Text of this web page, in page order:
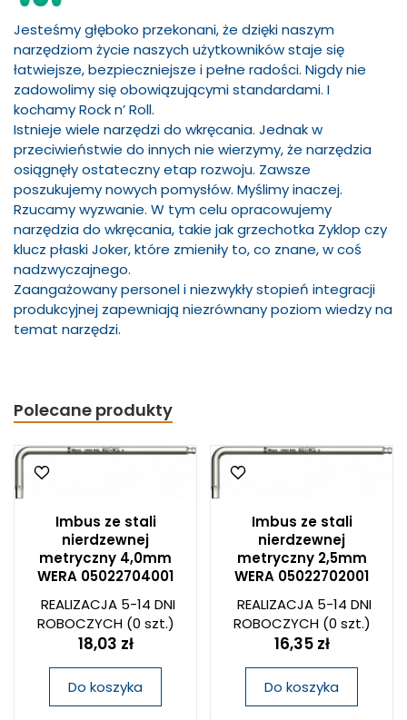
Jesteśmy głęboko przekonani, że dzięki naszym
narzędziom życie naszych użytkowników staje się
łatwiejsze, bezpieczniejsze i pełne radości. Nigdy nie
zadowolimy się obowiązującymi standardami. I
kochamy Rock n’ Roll.
Istnieje wiele narzędzi do wkręcania. Jednak w
przeciwieństwie do innych nie wierzymy, że narzędzia
osiągnęły ostateczny etap rozwoju. Zawsze
poszukujemy nowych pomysłów. Myślimy inaczej.
Rzucamy wyzwanie. W tym celu opracowujemy
narzędzia do wkręcania, takie jak grzechotka Zyklop czy
klucz płaski Joker, które zmieniły to, co znane, w coś
nadzwyczajnego.
Zaangażowany personel i niezwykły stopień integracji
produkcyjnej zapewniają niezrównany poziom wiedzy na
temat narzędzi.
Polecane produkty
Imbus ze stali
nierdzewnej
metryczny 4,0mm
WERA 05022704001
REALIZACJA 5-14 DNI
ROBOCZYCH(0 szt.)
18,03 zł
Do koszyka
Imbus ze stali
nierdzewnej
metryczny 2,5mm
WERA 05022702001
REALIZACJA 5-14 DNI
ROBOCZYCH(0 szt.)
16,35 zł
Do koszyka